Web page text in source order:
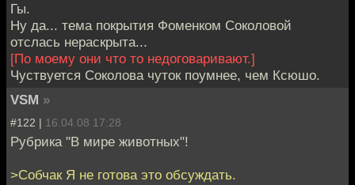
Гы.
Ну да... тема покрытия Фоменком Соколовой
отслась нераскрыта...
[По моему они что то недоговаривают.]
Чуствуется Соколова чуток поумнее, чем Ксюшо.
VSM »
#122 | 16.04.08 17:28
Рубрика "В мире животных"!
>Собчак Я не готова это обсуждать.